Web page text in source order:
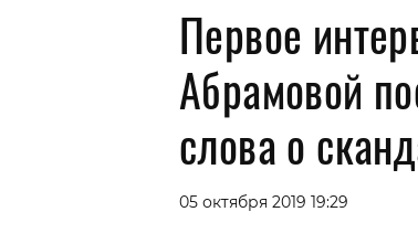
ПОКОЛЕНИЕ
Первое
Абрамовой
слова о
05 октября 2019 19:29